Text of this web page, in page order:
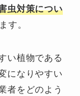
虫対策につい
す。
い植物である
になりやすい
者をどのよう